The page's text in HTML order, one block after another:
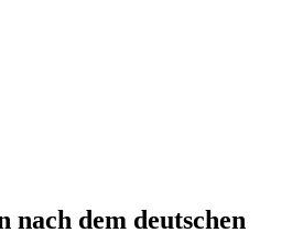
dem deutschen